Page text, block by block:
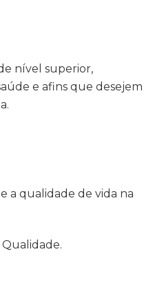
nível superior,
e afins que desejem
a qualidade de vida na